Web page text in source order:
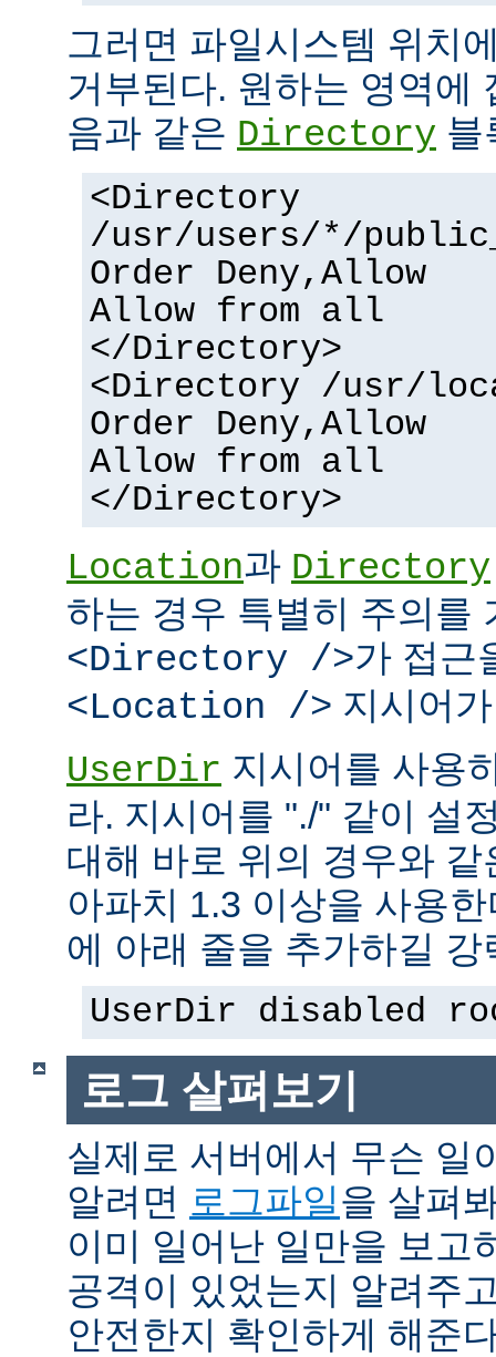
그러면 파일시스템 위치
거부된다. 원하는 영역에
음과 같은 Directory 블
<Directory
/usr/users/*/
Order Deny,Allow
Allow from all
</Directory>
<Directory /usr/
Order Deny,Allow
Allow from all
</Directory>
Location과 Directory
하는 경우 특별히 주의를
<Directory />가 접근
<Location /> 지시어
UserDir 지시어를 사용
라. 지시어를 "./" 같이 설
대해 바로 위의 경우와
아파치 1.3 이상을 사용
에 아래 줄을 추가하길 강
UserDir disabled
로그 살펴보기
실제로 서버에서 무슨 일
알려면 로그파일을 살펴
이미 일어난 일만을 보고
공격이 있었는지 알려주
안전한지 확인하게 해준